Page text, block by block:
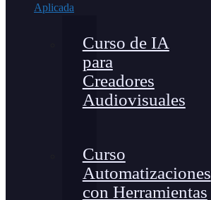
Aplicada
Curso de IA
para
Creadores
Audiovisuales
Curso
Automatizaciones
con Herramientas